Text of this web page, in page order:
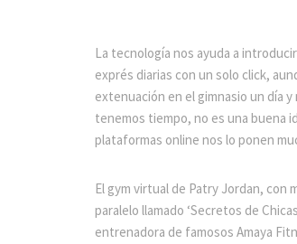
La tecnología nos ayuda a
exprés diarias con un solo click,
extenuación en el gimnasio un día
tenemos tiempo, no es una buena
plataformas online nos lo ponen
El gym virtual de Patry Jordan, con
paralelo llamado ‘Secretos de
entrenadora de famosos Amaya